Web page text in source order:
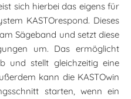
sich hierbei das eigens für
KASTOrespond. Dieses
Sägeband und setzt diese
um. Das ermöglicht
und stellt gleichzeitig eine
kann die KASTOwin
starten, wenn ein